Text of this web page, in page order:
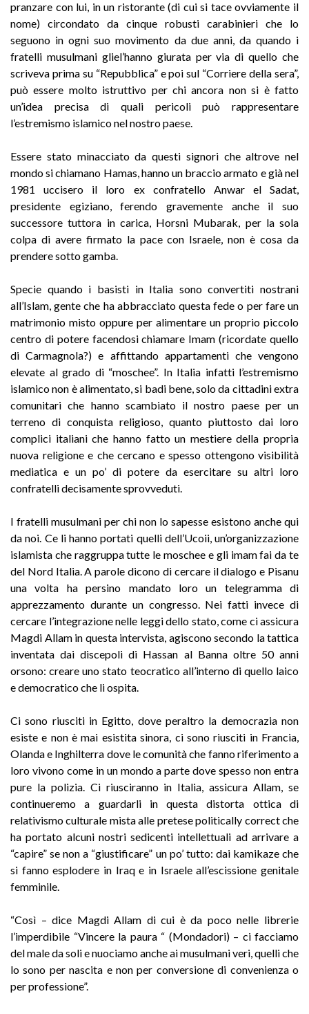
pranzare con lui, in un ristorante (di cui si tace ovviamente il
nome) circondato da cinque robusti carabinieri che lo
seguono in ogni suo movimento da due anni, da quando i
fratelli musulmani gliel’hanno giurata per via di quello che
scriveva prima su “Repubblica” e poi sul “Corriere della sera”,
può essere molto istruttivo per chi ancora non si è fatto
un’idea precisa di quali pericoli può rappresentare
l’estremismo islamico nel nostro paese.
Essere stato minacciato da questi signori che altrove nel
mondo si chiamano Hamas, hanno un braccio armato e già nel
1981 uccisero il loro ex confratello Anwar el Sadat,
presidente egiziano, ferendo gravemente anche il suo
successore tuttora in carica, Horsni Mubarak, per la sola
colpa di avere firmato la pace con Israele, non è cosa da
prendere sotto gamba.
Specie quando i basisti in Italia sono convertiti nostrani
all’Islam, gente che ha abbracciato questa fede o per fare un
matrimonio misto oppure per alimentare un proprio piccolo
centro di potere facendosi chiamare Imam (ricordate quello
di Carmagnola?) e affittando appartamenti che vengono
elevate al grado di “moschee”. In Italia infatti l’estremismo
islamico non è alimentato, si badi bene, solo da cittadini extra
comunitari che hanno scambiato il nostro paese per un
terreno di conquista religioso, quanto piuttosto dai loro
complici italiani che hanno fatto un mestiere della propria
nuova religione e che cercano e spesso ottengono visibilità
mediatica e un po’ di potere da esercitare su altri loro
confratelli decisamente sprovveduti.
I fratelli musulmani per chi non lo sapesse esistono anche qui
da noi. Ce li hanno portati quelli dell’Ucoii, un’organizzazione
islamista che raggruppa tutte le moschee e gli imam fai da te
del Nord Italia. A parole dicono di cercare il dialogo e Pisanu
una volta ha persino mandato loro un telegramma di
apprezzamento durante un congresso. Nei fatti invece di
cercare l’integrazione nelle leggi dello stato, come ci assicura
Magdi Allam in questa intervista, agiscono secondo la tattica
inventata dai discepoli di Hassan al Banna oltre 50 anni
orsono: creare uno stato teocratico all’interno di quello laico
e democratico che li ospita.
Ci sono riusciti in Egitto, dove peraltro la democrazia non
esiste e non è mai esistita sinora, ci sono riusciti in Francia,
Olanda e Inghilterra dove le comunità che fanno riferimento a
loro vivono come in un mondo a parte dove spesso non entra
pure la polizia. Ci riusciranno in Italia, assicura Allam, se
continueremo a guardarli in questa distorta ottica di
relativismo culturale mista alle pretese politically correct che
ha portato alcuni nostri sedicenti intellettuali ad arrivare a
“capire” se non a “giustificare” un po’ tutto: dai kamikaze che
si fanno esplodere in Iraq e in Israele all’escissione genitale
femminile.
“Così – dice Magdi Allam di cui è da poco nelle librerie
l’imperdibile “Vincere la paura “ (Mondadori) – ci facciamo
del male da soli e nuociamo anche ai musulmani veri, quelli che
lo sono per nascita e non per conversione di convenienza o
per professione”.